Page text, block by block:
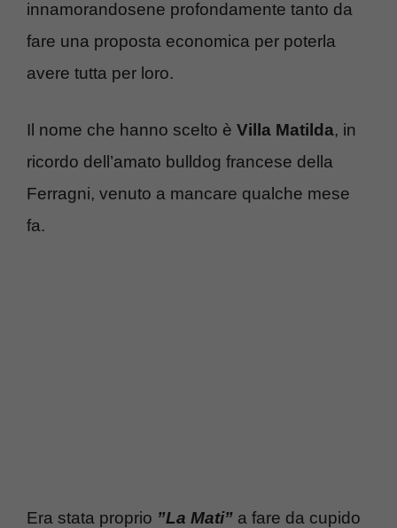
innamorandosene profondamente tanto da
fare una proposta economica per poterla
avere tutta per loro.
Il nome che hanno scelto è Villa Matilda, in
ricordo dell’amato bulldog francese della
Ferragni, venuto a mancare qualche mese
fa.
Era stata proprio ”La Mati” a fare da cupido